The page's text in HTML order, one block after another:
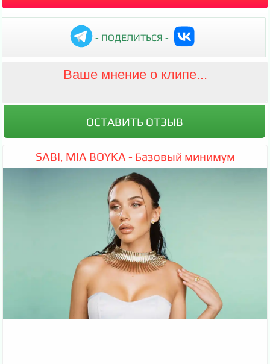
- ПОДЕЛИТЬСЯ -
SABI, MIA BOYKA - Базовый минимум